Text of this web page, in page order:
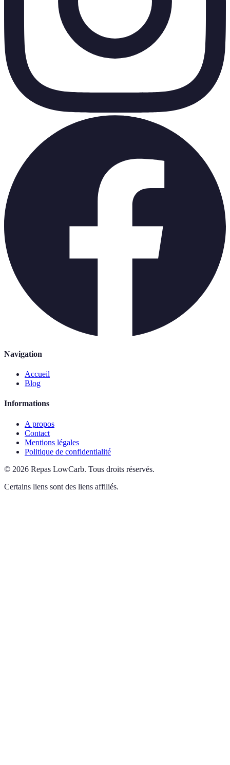
Navigation
Accueil
Blog
Informations
A propos
Contact
Mentions légales
Politique de confidentialité
© 2026 Repas LowCarb. Tous droits réservés.
Certains liens sont des liens affiliés.